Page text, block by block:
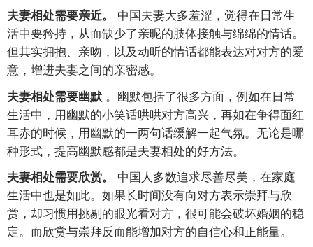
夫妻相处需要亲近。 中国夫妻大多羞涩，觉得在日常生
活中要矜持，从而缺少了亲昵的肢体接触与绵绵的情话。
但其实拥抱、亲吻，以及动听的情话都能表达对对方的爱
意，增进夫妻之间的亲密感。
夫妻相处需要幽默 。幽默包括了很多方面，例如在日常
生活中，用幽默的小笑话哄哄对方高兴，再如在争得面红
耳赤的时候，用幽默的一两句话缓解一起气氛。无论是哪
种形式，提高幽默感都是夫妻相处的好方法。
夫妻相处需要欣赏。 中国人多数追求尽善尽美，在家庭
生活中也是如此。如果长时间没有向对方表示崇拜与欣
赏，却习惯用挑剔的眼光看对方，很可能会破坏婚姻的稳
定。而欣赏与崇拜反而能增加对方的自信心和正能量。